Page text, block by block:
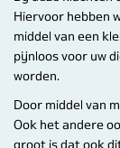
Hiervoor hebben
middel van een
pijnloos voor uw
worden.
Door middel van
Ook het andere
groot is dat ook